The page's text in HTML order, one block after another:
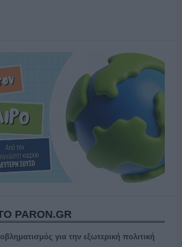
PARON.GR
για την εξωτερική πολιτική